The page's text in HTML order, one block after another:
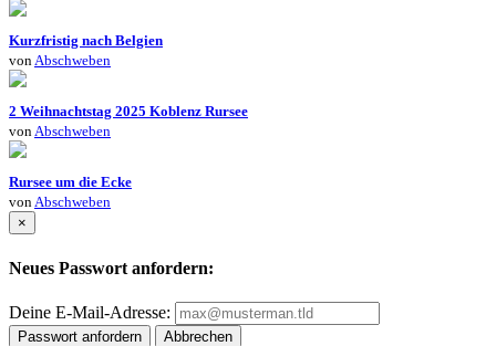
Kurzfristig nach Belgien
vonAbschweben
2 Weihnachtstag 2025 Koblenz Rursee
vonAbschweben
Rursee um die Ecke
vonAbschweben
×
Neues Passwort anfordern:
Deine E-Mail-Adresse:
Passwort anfordern Abbrechen